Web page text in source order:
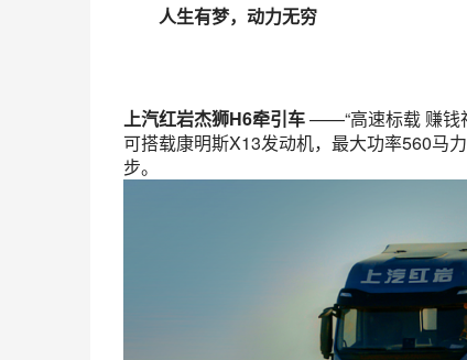
人生有梦， 动力无穷
上汽红岩杰狮H6牵引车——“高速标载 赚钱
可搭载康明斯X13发动机，最大功率560马
步。